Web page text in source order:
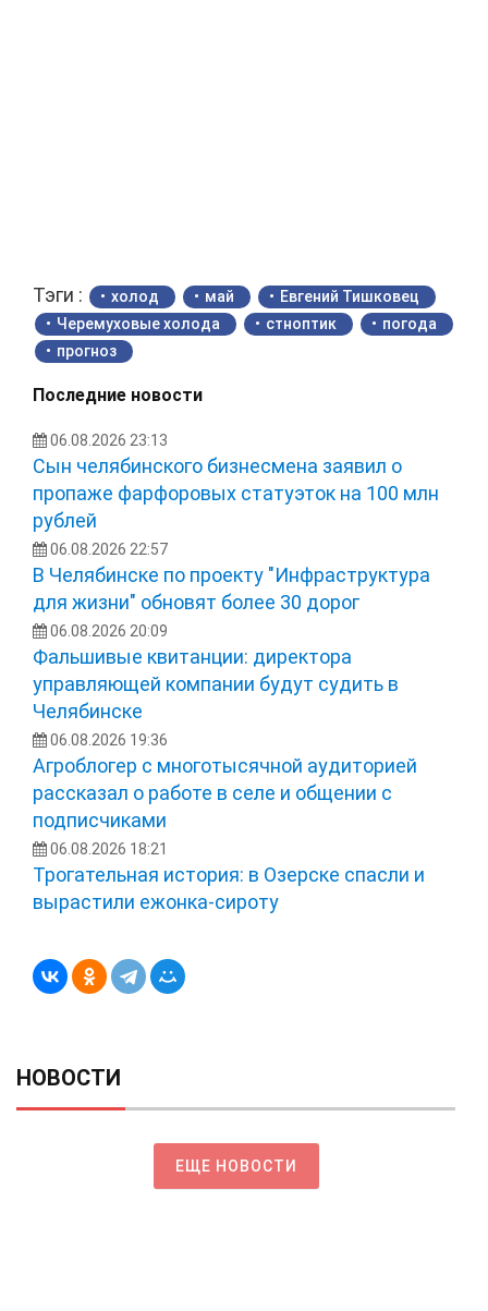
Тэги : холод май
Евгений Тишковец
Черемуховые холода
стноптик
погода
прогноз
Последние новости
06.08.2026 23:13
Сын челябинского бизнесмена заявил о
пропаже фарфоровых статуэток на 100 млн
рублей
06.08.2026 22:57
В Челябинске по проекту "Инфраструктура
для жизни" обновят более 30 дорог
06.08.2026 20:09
Фальшивые квитанции: директора
управляющей компании будут судить в
Челябинске
06.08.2026 19:36
Агроблогер с многотысячной аудиторией
рассказал о работе в селе и общении с
подписчиками
06.08.2026 18:21
Трогательная история: в Озерске спасли и
вырастили ежонка‑сироту
НОВОСТИ
ЕЩЕ НОВОСТИ